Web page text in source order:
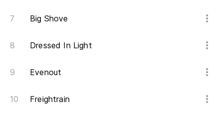
Big Shove
Dressed In Light
Evenout
Freightrain